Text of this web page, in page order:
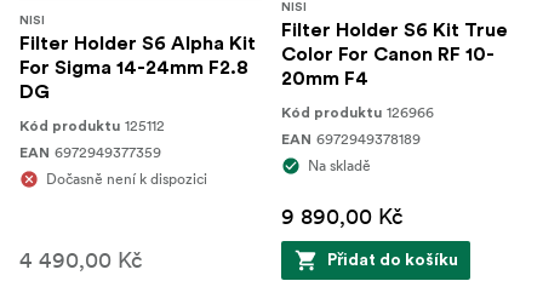
NISI
Filter Holder S6 Alpha Kit
For Sigma 14-24mm F2.8
DG
Kód produktu 125112
EAN 6972949377359
Dočasně není k dispozici
4 490,00 Kč
NISI
Filter Holder S6 Kit True
Color For Canon RF 10-
20mm F4
Kód produktu 126966
EAN 6972949378189
Na skladě
9 890,00 Kč
Přidat do košíku